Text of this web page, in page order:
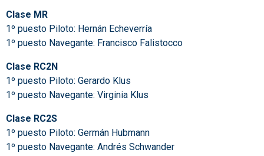
Clase MR
1º puesto Piloto: Hernán Echeverría
1º puesto Navegante: Francisco Falistocco
Clase RC2N
1º puesto Piloto: Gerardo Klus
1º puesto Navegante: Virginia Klus
Clase RC2S
1º puesto Piloto: Germán Hubmann
1º puesto Navegante: Andrés Schwander